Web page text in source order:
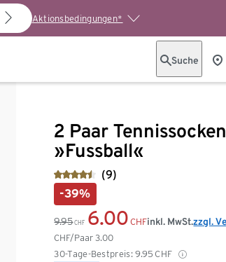
Aktionsbedingungen*
Suche
2 Paar Tennissocken
»Fussball«
(9)
-39%
9.95 CHF 6.00 CHF
CHF/Paar3.00
30-Tage-Bestpreis: 9.95 CHF
inkl. MwSt.zzgl.